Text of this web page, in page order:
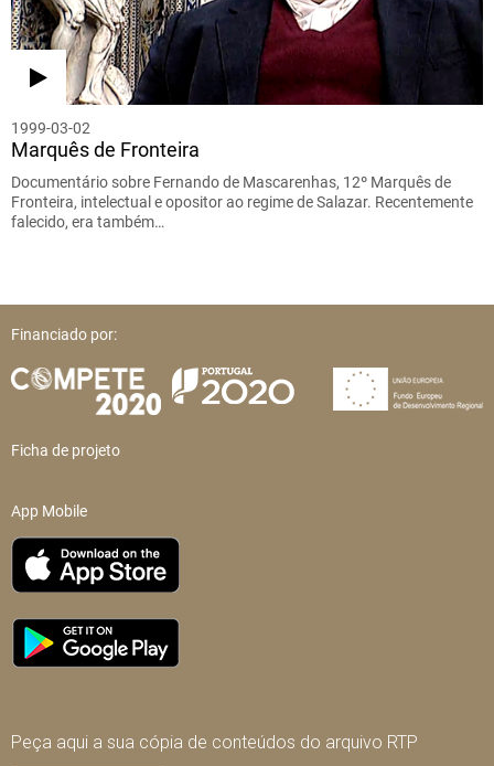
1999-03-02
Marquês de Fronteira
Documentário sobre Fernando de Mascarenhas, 12º Marquês de
Fronteira, intelectual e opositor ao regime de Salazar. Recentemente
falecido, era também…
Financiado por:
Ficha de projeto
App Mobile
Peça aqui a sua cópia de conteúdos do arquivo RTP